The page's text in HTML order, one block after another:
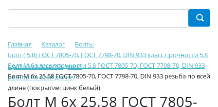
Главная Каталог
Болты
Болт ( 5.8) ГОСТ 7805-70, ГОСТ 7798-70, DIN 933 класс прочности 5.8
с резьбой по всей длине
Болт М 6 класс прочности 5.8 ГОСТ 7805-70, ГОСТ 7798-70, DIN 933
резьба по всей длине
Болт М 6х 25.58 ГОСТ 7805-70, ГОСТ 7798-70, DIN 933 резьба по всей
длине (покрытие: цинк белый)
Болт М 6х 25.58 ГОСТ 7805-